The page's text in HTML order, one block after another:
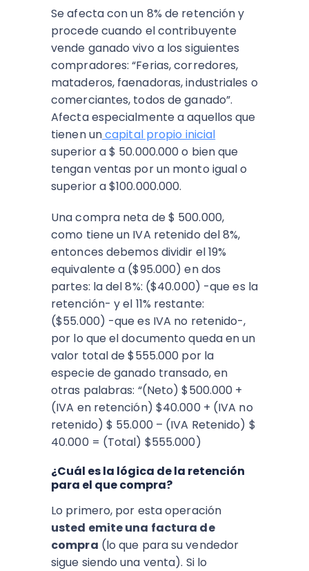
Se afecta con un 8% de retención y
procede cuando el contribuyente
vende ganado vivo a los siguientes
compradores: “Ferias, corredores,
mataderos, faenadoras, industriales o
comerciantes, todos de ganado”.
Afecta especialmente a aquellos que
tienen uncapital propio inicial
superior a $ 50.000.000 o bien que
tengan ventas por un monto igual o
superior a $100.000.000.
Una compra neta de $ 500.000,
como tiene un IVA retenido del 8%,
entonces debemos dividir el 19%
equivalente a ($95.000) en dos
partes: la del 8%: ($40.000) -que es la
retención- y el 11% restante:
($55.000) -que es IVA no retenido-,
por lo que el documento queda en un
valor total de $555.000 por la
especie de ganado transado, en
otras palabras: “(Neto) $500.000 +
(IVA en retención) $40.000 + (IVA no
retenido) $ 55.000 – (IVA Retenido) $
40.000 = (Total) $555.000)
¿Cuál es la lógica de la retención
para el que compra?
Lo primero, por esta operación
usted emite una factura de
compra (lo que para su vendedor
sigue siendo una venta). Si lo